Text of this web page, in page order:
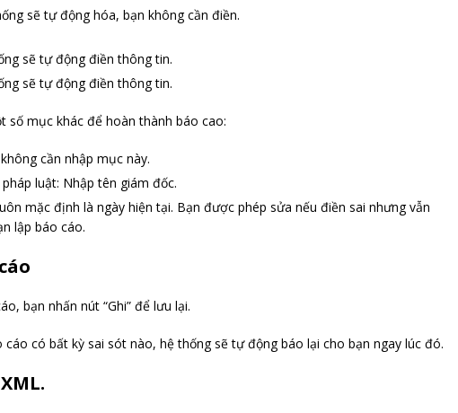
sẽ tự động hóa, bạn không cần điền.
sẽ tự động điền thông tin.
sẽ tự động điền thông tin.
số mục khác để hoàn thành báo cao:
cần nhập mục này.
luật: Nhập tên giám đốc.
mặc định là ngày hiện tại. Bạn được phép sửa nếu điền sai nhưng vẫn
lập báo cáo.
bạn nhấn nút “Ghi” để lưu lại.
có bất kỳ sai sót nào, hệ thống sẽ tự động báo lại cho bạn ngay lúc đó.